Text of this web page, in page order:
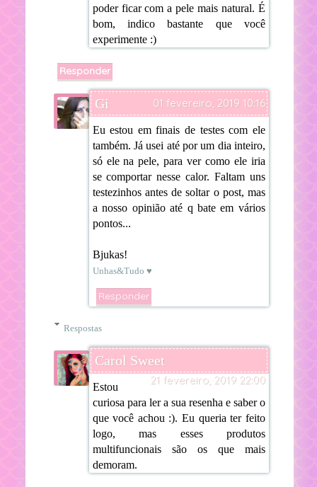
poder ficar com a pele mais natural. É
bom, indico bastante que você
experimente :)
Responder
Gi 01 fevereiro, 2019 10:16
Eu estou em finais de testes com ele
também. Já usei até por um dia inteiro,
só ele na pele, para ver como ele iria
se comportar nesse calor. Faltam uns
testezinhos antes de soltar o post, mas
a nosso opinião até q bate em vários
pontos...
Bjukas!
Unhas&Tudo ♥
Responder
Respostas
Carol Sweet
21 fevereiro, 2019 22:00
Estou
curiosa para ler a sua resenha e saber o
que você achou :). Eu queria ter feito
logo, mas esses produtos
multifuncionais são os que mais
demoram.